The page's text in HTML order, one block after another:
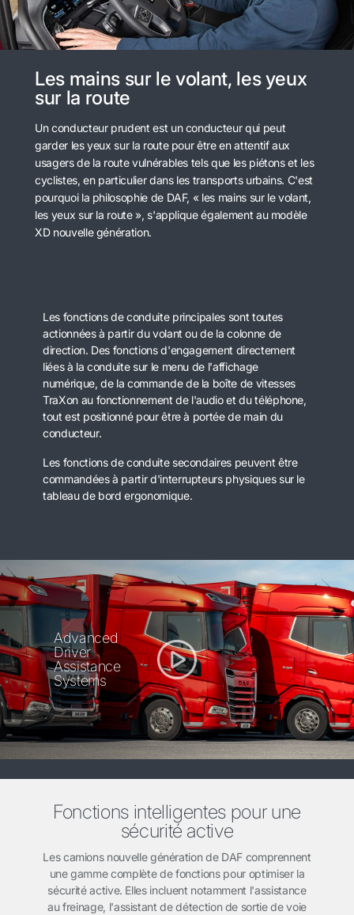
Les mains sur le volant, les yeux
sur la route
Un conducteur prudent est un conducteur qui peut
garder les yeux sur la route pour être en attentif aux
usagers de la route vulnérables tels que les piétons et les
cyclistes, en particulier dans les transports urbains. C'est
pourquoi la philosophie de DAF, « les mains sur le volant,
les yeux sur la route », s'applique également au modèle
XD nouvelle génération.
Les fonctions de conduite principales sont toutes
actionnées à partir du volant ou de la colonne de
direction. Des fonctions d'engagement directement
liées à la conduite sur le menu de l'affichage
numérique, de la commande de la boîte de vitesses
TraXon au fonctionnement de l'audio et du téléphone,
tout est positionné pour être à portée de main du
conducteur.
Les fonctions de conduite secondaires peuvent être
commandées à partir d'interrupteurs physiques sur le
tableau de bord ergonomique.
Advanced
Driver
Assistance
Systems
Fonctions intelligentes pour une
sécurité active
Les camions nouvelle génération de DAF comprennent
une gamme complète de fonctions pour optimiser la
sécurité active. Elles incluent notamment l'assistance
au freinage, l'assistant de détection de sortie de voie